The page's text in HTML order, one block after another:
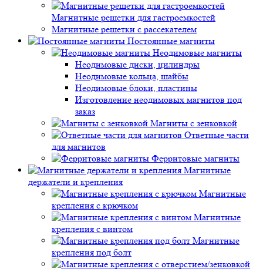
Магнитные решетки для гастроемкостей
Магнитные решетки с рассекателем
Постоянные магниты
Неодимовые магниты
Неодимовые диски, цилиндры
Неодимовые кольца, шайбы
Неодимовые блоки, пластины
Изготовление неодимовых магнитов под
заказ
Магниты с зенковкой
Ответные части
для магнитов
Ферритовые магниты
Магнитные
держатели и крепления
Магнитные
крепления с крючком
Магнитные
крепления с винтом
Магнитные
крепления под болт